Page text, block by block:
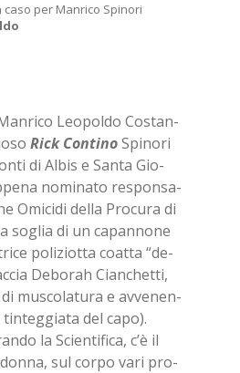
caso per Man­ri­co Spi­no­ri
Leo­pol­do Co­stan­
Rick Con­ti­noSpi­no­ri
di Al­bis e San­ta Gio­
no­mi­na­to re­spon­sa­
Omi­ci­di del­la Pro­cu­ra di
so­glia di un ca­pan­no­ne
po­li­ziot­ta coat­ta “de­
De­bo­rah Cian­chet­ti,
mu­sco­la­tu­ra e av­ve­nen­
del capo).
la Scien­ti­fi­ca, c’è il
sul cor­po vari pro­